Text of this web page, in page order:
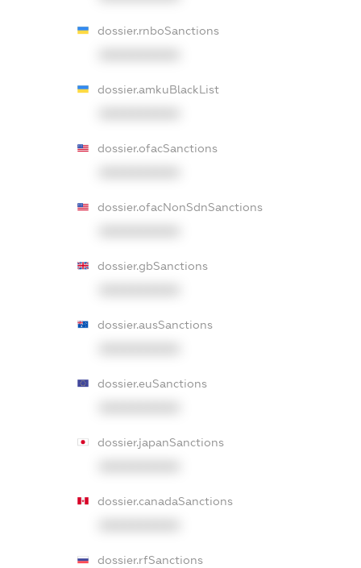
dossier.rnboSanctions
dossier.amkuBlackList
dossier.ofacSanctions
dossier.ofacNonSdnSanctions
dossier.gbSanctions
dossier.ausSanctions
dossier.euSanctions
dossier.japanSanctions
dossier.canadaSanctions
dossier.rfSanctions